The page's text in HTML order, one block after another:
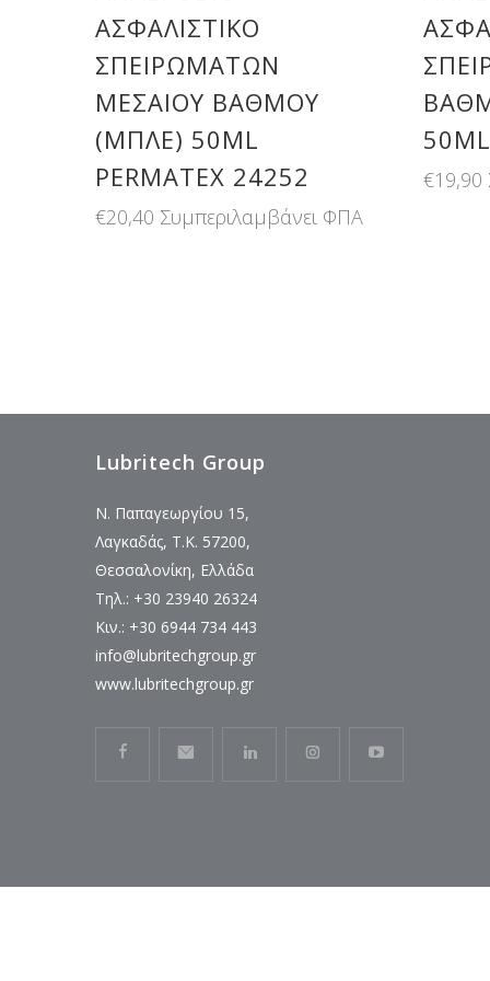
ΑΣΦΑΛΙΣΤΙΚΌ
ΣΠΕΙΡΩΜΆΤΩΝ
ΜΕΣΑΊΟΥ ΒΑΘΜΟΎ
(ΜΠΛΕ) 50ML
PERMATEX 24252
€20,40 Συμπεριλαμβάνει ΦΠΑ
€19,90
Lubritech Group
Ν. Παπαγεωργίου 15,
Λαγκαδάς, Τ.Κ. 57200,
Θεσσαλονίκη, Ελλάδα
Τηλ.: +30 23940 26324
Κιν.: +30 6944 734 443
info@lubritechgroup.gr
www.lubritechgroup.gr